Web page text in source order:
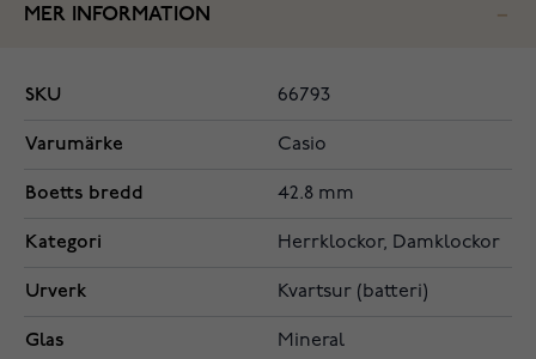
MER INFORMATION
SKU 66793
Varumärke Casio
Boetts bredd 42.8 mm
Kategori Herrklockor, Damklockor
Urverk Kvartsur (batteri)
Glas Mineral